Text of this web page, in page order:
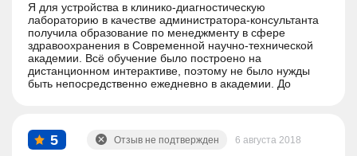
Я для устройства в клинико-диагностическую
лабораторию в качестве администратора-консультанта
получила образование по менеджменту в сфере
здравоохранения в Современной научно-технической
академии. Всё обучение было построено на
дистанционном интерактиве, поэтому не было нужды
быть непосредственно ежедневно в академии. До
диплом установленного образца выдали через 3 месяца
после прохождения моего здесь обучения.
5 6 августа 2018
Отзыв не подтвержден